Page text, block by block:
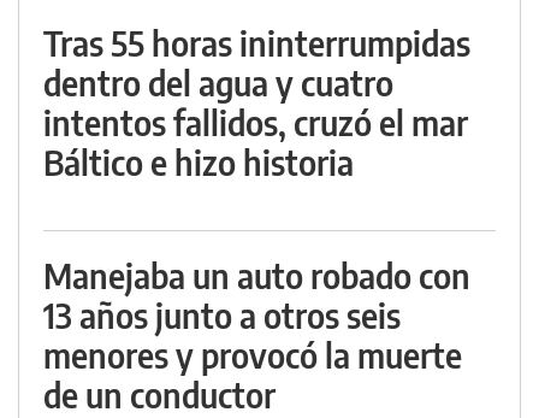
Tras 55 horas ininterrumpidas
dentro del agua y cuatro
intentos fallidos, cruzó el mar
Báltico e hizo historia
Manejaba un auto robado con
13 años junto a otros seis
menores y provocó la muerte
de un conductor